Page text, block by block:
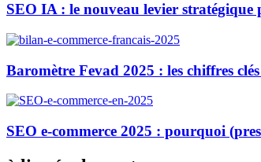
SEO IA : le nouveau levier stratégique
Baromètre Fevad 2025 : les chiffres
SEO e-commerce 2025 : pourquoi